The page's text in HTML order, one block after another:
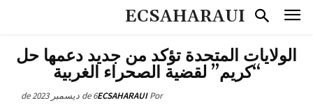
ECSAHARAUI
الولايات المتحدة تؤكد من جديد دعمها حل
“كريم” لقضية الصحراء الغربية
Por
ECSAHARAUI6 de ديسمبر de 2023